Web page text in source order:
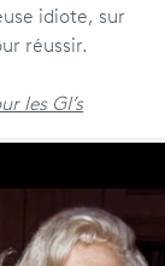
idiote, sur
réussir.
les GI’s